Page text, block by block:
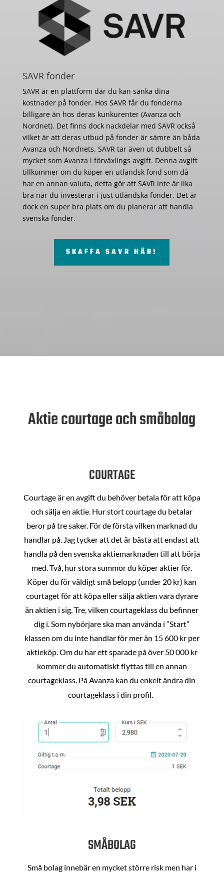
SAVR fonder
SAVR är en plattform där du kan sänka dina
kostnader på fonder. Hos SAVR får du fonderna
billigare än hos deras kunkurenter (Avanza och
Nordnet). Det finns dock nackdelar med SAVR också
vilket är att deras utbud på fonder är sämre än båda
Avanza och Nordnets. SAVR tar även ut dubbelt så
mycket som Avanza i förväxlings avgift. Denna avgift
tillkommer om du köper en utländsk fond som då
har en annan valuta, detta gör att SAVR inte är lika
bra när du investerar i just utländska fonder. Det är
dock en super bra plats om du planerar att handla
svenska fonder.
SKAFFA SAVR HÄR!
Aktie courtage och småbolag
COURTAGE
Courtage är en avgift du behöver betala för att köpa
och sälja en aktie. Hur stort courtage du betalar
beror på tre saker. För de första vilken marknad du
handlar på. Jag tycker att det är bästa att endast att
handla på den svenska aktiemarknaden till att börja
med. Två, hur stora summor du köper aktier för.
Köper du för väldigt små belopp (under 20 kr) kan
courtaget för att köpa eller sälja aktien vara dyrare
än aktien i sig. Tre, vilken courtageklass du befinner
dig i. Som nybörjare ska man använda i “Start”
klassen om du inte handlar för mer än 15 600 kr per
aktieköp. Om du har ett sparade på över 50 000 kr
kommer du automatiskt flyttas till en annan
courtageklass. På Avanza kan du enkelt ändra din
courtageklass i din profil.
SMÅBOLAG
Små bolag innebär en mycket större risk men har i